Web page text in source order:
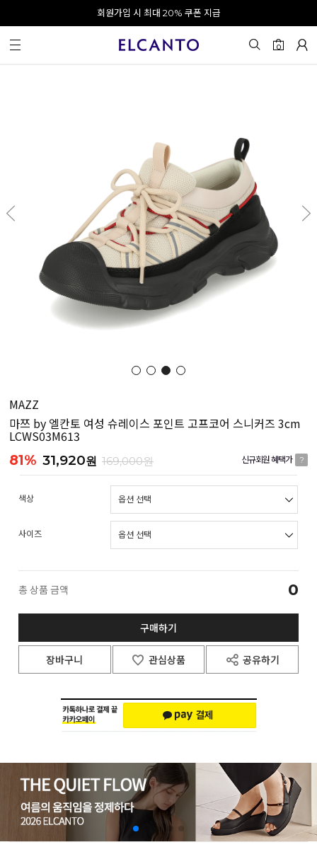
오전 10시 이전 결제 완료 시 오늘 출발!
회원가입 시 최대 20% 쿠폰 지급
0
MAZZ
마쯔 by 엘칸토 여성 슈레이스 포인트 고프코어 스니커즈 3cm
LCWS03M613
81% 31,920원 169,000원 신규회원 혜택가 ?
색상
사이즈
총 상품 금액 0
구매하기
장바구니 관심상품 공유하기